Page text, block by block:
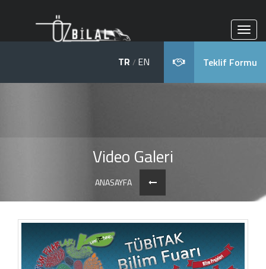
Teklif Formu
TR / EN
Video Galeri
ANASAYFA